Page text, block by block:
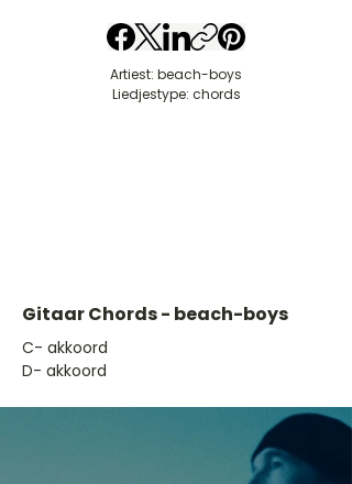
Artiest: beach-boys
Liedjestype: chords
Gitaar Chords - beach-boys
​C- akkoord
D- akkoord